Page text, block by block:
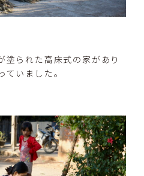
塗られた高床式の家があり
いました。